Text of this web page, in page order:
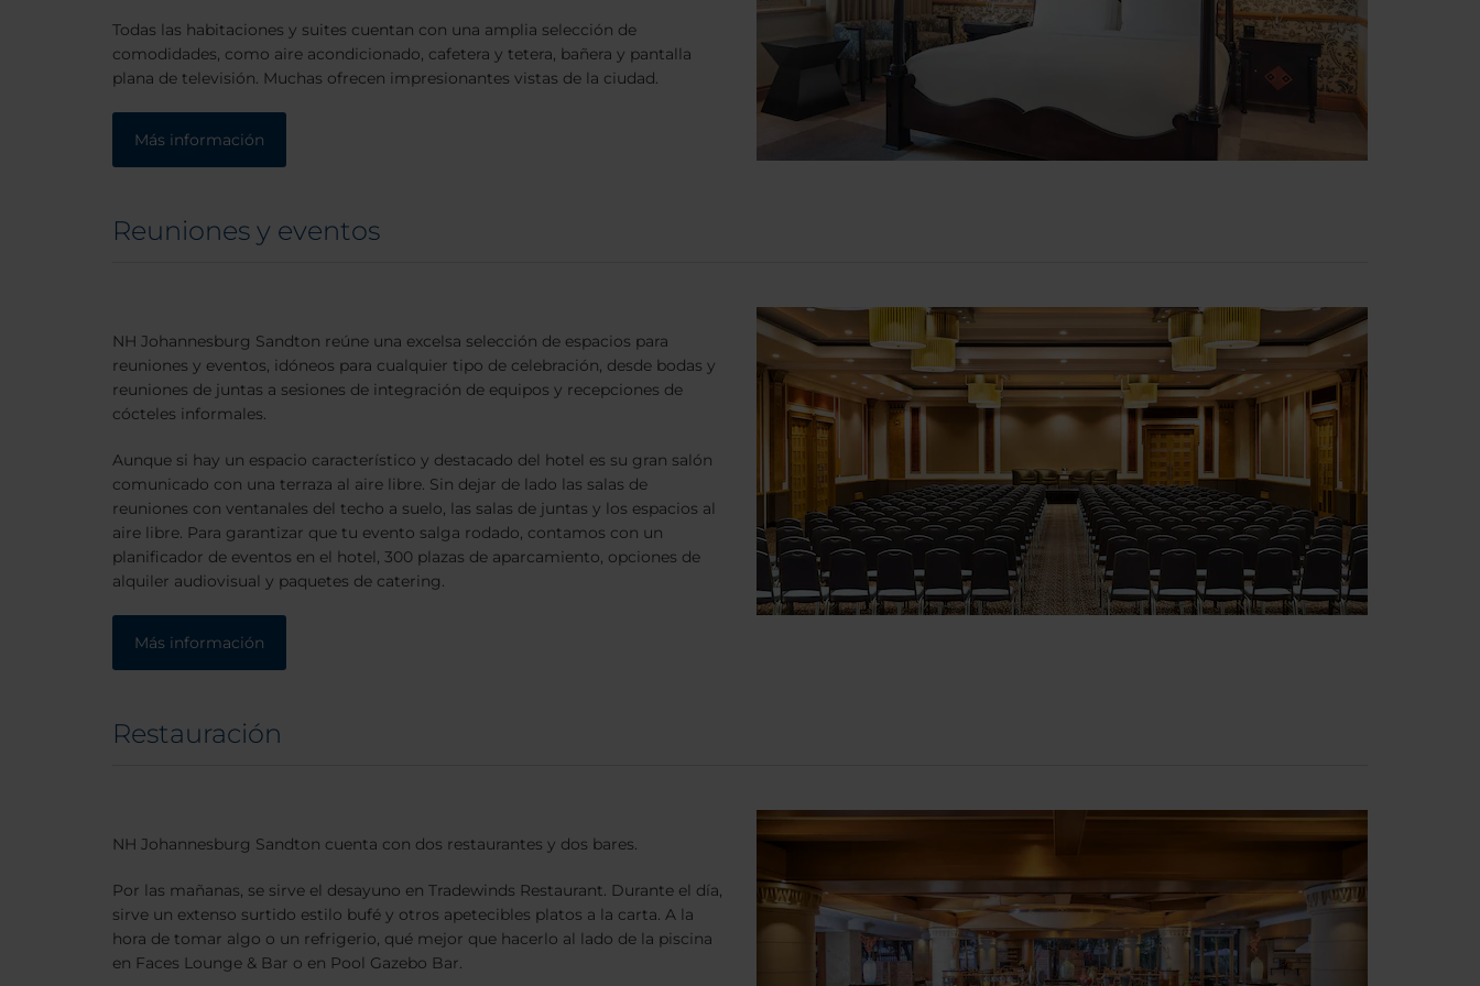
Todas las habitaciones y suites cuentan con una amplia selección de
comodidades, como aire acondicionado, cafetera y tetera, bañera y pantalla
plana de televisión. Muchas ofrecen impresionantes vistas de la ciudad.
Más información
Reuniones y eventos
NH Johannesburg Sandton reúne una excelsa selección de espacios para
reuniones y eventos, idóneos para cualquier tipo de celebración, desde bodas y
reuniones de juntas a sesiones de integración de equipos y recepciones de
cócteles informales.
Aunque si hay un espacio característico y destacado del hotel es su gran salón
comunicado con una terraza al aire libre. Sin dejar de lado las salas de
reuniones con ventanales del techo a suelo, las salas de juntas y los espacios al
aire libre. Para garantizar que tu evento salga rodado, contamos con un
planificador de eventos en el hotel, 300 plazas de aparcamiento, opciones de
alquiler audiovisual y paquetes de catering.
Más información
Restauración
NH Johannesburg Sandton cuenta con dos restaurantes y dos bares.
Por las mañanas, se sirve el desayuno en Tradewinds Restaurant. Durante el día,
sirve un extenso surtido estilo bufé y otros apetecibles platos a la carta. A la
hora de tomar algo o un refrigerio, qué mejor que hacerlo al lado de la piscina
en Faces Lounge & Bar o en Pool Gazebo Bar.